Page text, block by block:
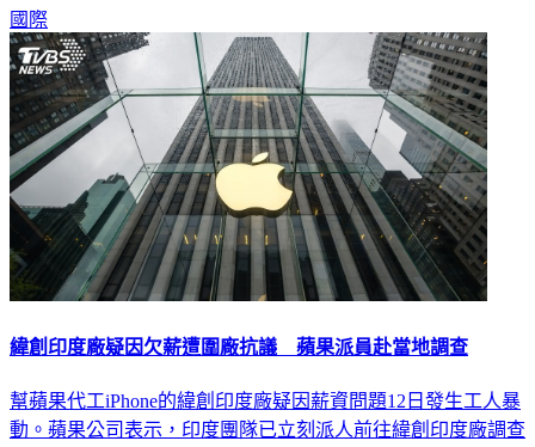
國際
緯創印度廠疑因欠薪遭圍廠抗議 蘋果派員赴當地調查
幫蘋果代工iPhone的緯創印度廠疑因薪資問題12日發生工人暴
動。蘋果公司表示，印度團隊已立刻派人前往緯創印度廠調查